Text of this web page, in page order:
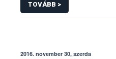
TOVÁBB >
2016. november 30, szerda